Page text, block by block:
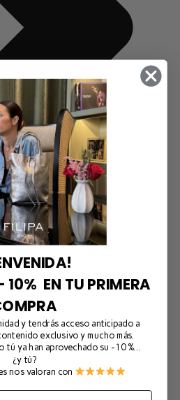
looks?
10% EN TU PRIMERA
y tendrás acceso anticipado a
exclusivo y mucho más.
tú ya han aprovechado su -10 %…
¿y tú?
nos valoran con